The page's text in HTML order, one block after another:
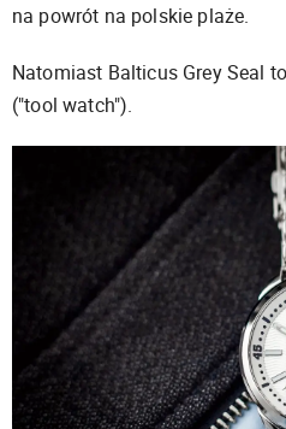
na powrót na polskie plaże.
Natomiast Balticus Grey Seal
("tool watch").